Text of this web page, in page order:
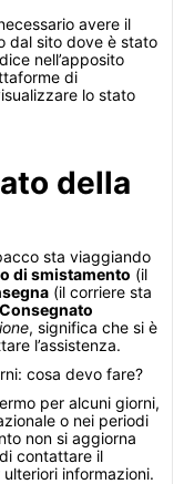
avere il
dal sito dove è stato
nell’apposito
di
lo stato
della
sta viaggiando
di smistamento (il
(il corriere sta
Consegnato
, significa che si è
l’assistenza.
cosa devo fare?
per alcuni giorni,
o nei periodi
non si aggiorna
contattare il
informazioni.